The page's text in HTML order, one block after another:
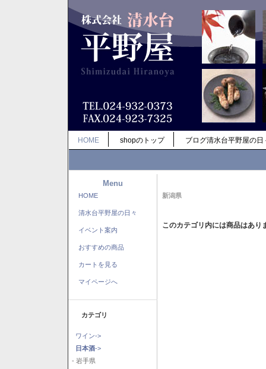
HOME shopのトップ ブログ清水台平野屋の日
Menu
HOME
清水台平野屋の日々
イベント案内
おすすめの商品
カートを見る
マイページへ
カテゴリ
ワイン->
日本酒->
- 岩手県
新潟県
このカテゴリ内には商品はあり